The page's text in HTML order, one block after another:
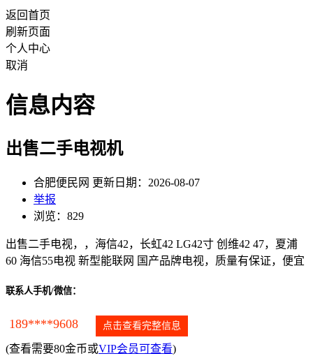
返回首页
刷新页面
个人中心
取消
信息内容
出售二手电视机
合肥便民网 更新日期：2026-08-07
举报
浏览：829
出售二手电视，，海信42，长虹42 LG42寸 创维42 47，夏浦
60 海信55电视 新型能联网 国产品牌电视，质量有保证，便宜
联系人手机/微信：
189****9608 点击查看完整信息
(查看需要80金币或VIP会员可查看)